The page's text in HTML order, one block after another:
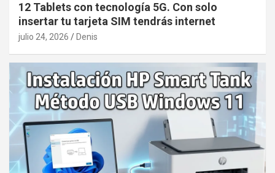
12 Tablets con tecnología 5G. Con solo
insertar tu tarjeta SIM tendrás internet
julio 24, 2026 Denis